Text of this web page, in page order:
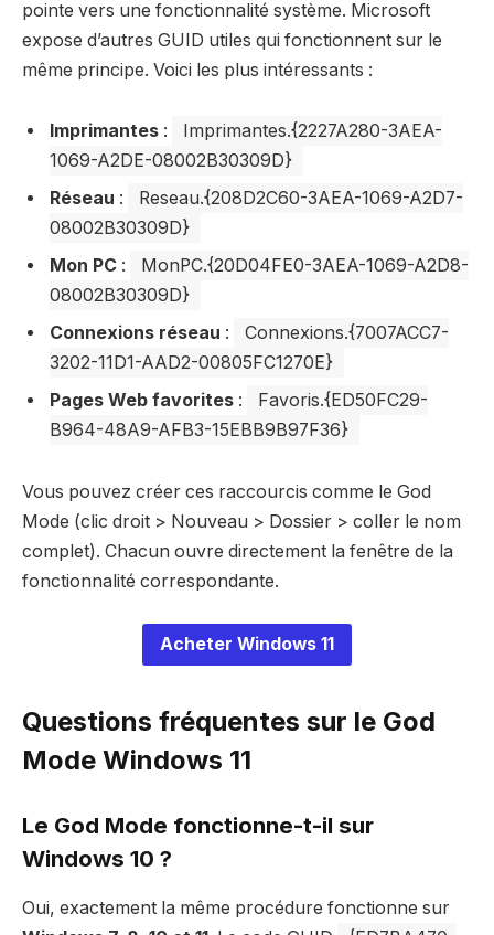
pointe vers une fonctionnalité système. Microsoft
expose d’autres GUID utiles qui fonctionnent sur le
même principe. Voici les plus intéressants :
Imprimantes :
Imprimantes.{2227A280-3AEA-
1069-A2DE-08002B30309D}
Réseau :
Reseau.{208D2C60-3AEA-1069-A2D7-
08002B30309D}
Mon PC :
MonPC.{20D04FE0-3AEA-1069-A2D8-
08002B30309D}
Connexions réseau :
Connexions.{7007ACC7-
3202-11D1-AAD2-00805FC1270E}
Pages Web favorites :
Favoris.{ED50FC29-
B964-48A9-AFB3-15EBB9B97F36}
Vous pouvez créer ces raccourcis comme le God
Mode (clic droit > Nouveau > Dossier > coller le nom
complet). Chacun ouvre directement la fenêtre de la
fonctionnalité correspondante.
Acheter Windows 11
Questions fréquentes sur le God
Mode Windows 11
Le God Mode fonctionne-t-il sur
Windows 10 ?
Oui, exactement la même procédure fonctionne sur